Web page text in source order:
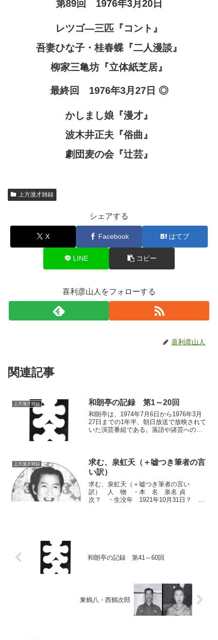
第89回 1976年3月20日
レツゴ―三匹『コント』
吾妻ひな子・桂春蝶『二人漫談』
柳家三亀坊『立体紙芝居』
最終回 1976年3月27日 ◎
かしまし娘『漫才』
波木井正夫『俗曲』
劇団麦の会『辻芸』
上方漫才雑録
シェアする
X Facebook はてブ
LINE コピー
喜利彦山人をフォローする
喜利彦山人
関連記事
上方漫才雑録 和朗亭の記録 第1～20回
和朗亭は、1974年7月6日から1976年3月
27日までの1年半、朝日放送で放映されて
いた演芸番組である。落語や諸芸への見
き時代の寄席」をモットーにした番組で
あった。その記録1である。
上方漫才雑録
求む、泉虹天（＋嘘つき筆者の言
い訳）
求む、泉虹天（＋嘘つき筆者の言い
訳） 人 物 ・本 名 泉名 貞
次？ ・生没年 1921年10月31日？ ・
和朗亭の記録 第41～60回
東鶴八・西鶴次郎